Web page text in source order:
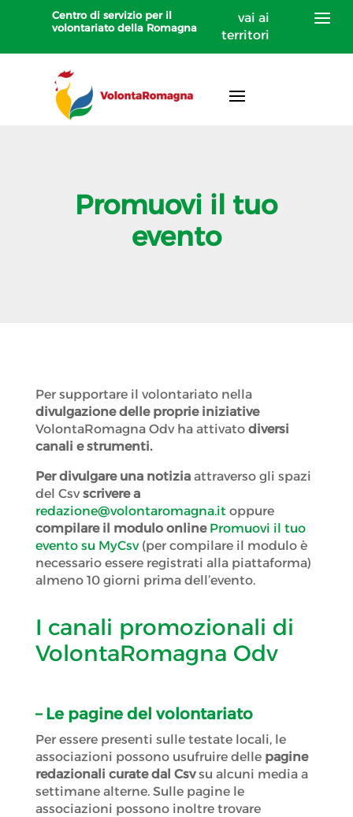
Centro di servizio per il
volontariato della Romagna
vai ai
territori
Promuovi il tuo
evento
Per supportare il volontariato nella
divulgazione delle proprie iniziative
VolontaRomagna Odv ha attivato diversi
canali e strumenti.
Per divulgare una notiziaattraverso gli spazi
del Csvscrivere a
redazione@volontaromagna.it oppure
compilare il modulo online Promuovi il tuo
evento su MyCsv(per compilare il modulo è
necessario essere registrati alla piattaforma)
almeno 10 giorni prima dell’evento.
I canali promozionali di
VolontaRomagna Odv
– Le pagine del volontariato
Per essere presenti sulle testate locali, le
associazioni possono usufruire delle pagine
redazionali curate dal Csvsu alcuni media a
settimane alterne. Sulle pagine le
associazioni possono inoltre trovare